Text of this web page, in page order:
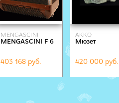
MENGASCINI
MENGASCINI F 6
403 168 руб.
AKKO
Мюзет
420 000 руб.